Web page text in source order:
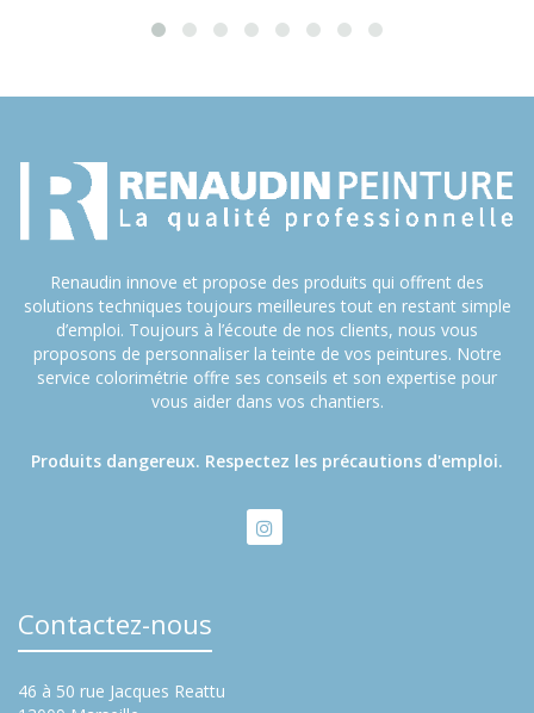
Renaudin innove et propose des produits qui offrent des
solutions techniques toujours meilleures tout en restant simple
d’emploi. Toujours à l’écoute de nos clients, nous vous
proposons de personnaliser la teinte de vos peintures. Notre
service colorimétrie offre ses conseils et son expertise pour
vous aider dans vos chantiers.
Produits dangereux. Respectez les précautions d'emploi.
Contactez-nous
46 à 50 rue Jacques Reattu